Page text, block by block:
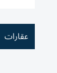
عقارات